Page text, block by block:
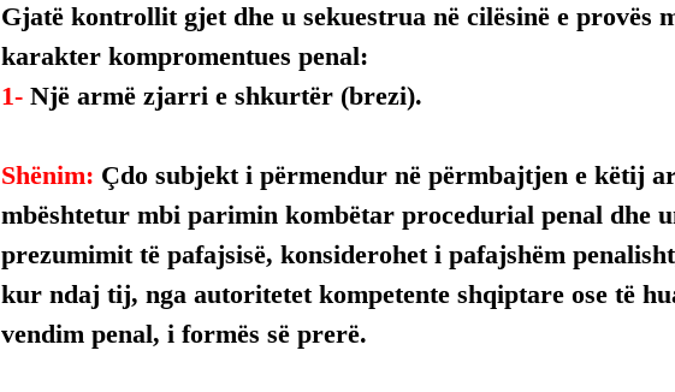
Gjatë kontrollit gjet dhe u sekuestrua në cilësinë e provës
karakter kompromentues penal:
1- Një armë zjarri e shkurtër (brezi).
Shënim: Çdo subjekt i përmendur në përmbajtjen e këtij
mbështetur mbi parimin kombëtar procedurial penal dhe
prezumimit të pafajsisë, konsiderohet i pafajshëm
kur ndaj tij, nga autoritetet kompetente shqiptare ose të
vendim penal, i formës së prerë.